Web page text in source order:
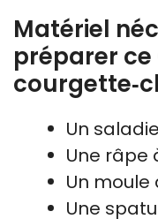
Matériel
préparer ce
Un
Une râpe
Un moule
Une